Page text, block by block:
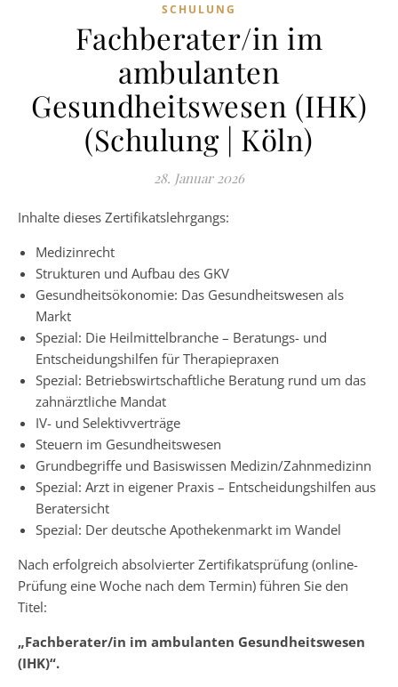
SCHULUNG
Fachberater/in im
ambulanten
Gesundheitswesen (IHK)
(Schulung | Köln)
28. Januar 2026
Inhalte dieses Zertifikatslehrgangs:
Medizinrecht
Strukturen und Aufbau des GKV
Gesundheitsökonomie: Das Gesundheitswesen als
Markt
Spezial: Die Heilmittelbranche – Beratungs- und
Entscheidungshilfen für Therapiepraxen
Spezial: Betriebswirtschaftliche Beratung rund um das
zahnärztliche Mandat
IV- und Selektivverträge
Steuern im Gesundheitswesen
Grundbegriffe und Basiswissen Medizin/Zahnmedizinn
Spezial: Arzt in eigener Praxis – Entscheidungshilfen aus
Beratersicht
Spezial: Der deutsche Apothekenmarkt im Wandel
Nach erfolgreich absolvierter Zertifikatsprüfung (online-
Prüfung eine Woche nach dem Termin) führen Sie den
Titel:
„Fachberater/in im ambulanten Gesundheitswesen
(IHK)“.